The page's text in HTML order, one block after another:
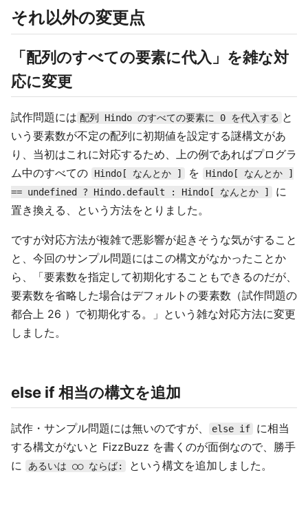
それ以外の変更点
「配列のすべての要素に代入」を雑な対
応に変更
試作問題には 配列 Hindo のすべての要素に 0 を代入する と
いう要素数が不定の配列に初期値を設定する謎構文があ
り、当初はこれに対応するため、上の例であればプログラ
ム中のすべての
Hindo[ なんとか ] を
Hindo[ なんとか ]
== undefined ? Hindo.default : Hindo[ なんとか ]
に
置き換える、という方法をとりました。
ですが対応方法が複雑で悪影響が起きそうな気がすること
と、今回のサンプル問題にはこの構文がなかったことか
ら、「要素数を指定して初期化することもできるのだが、
要素数を省略した場合はデフォルトの要素数（試作問題の
都合上 26 ）で初期化する。」という雑な対応方法に変更
しました。
else if 相当の構文を追加
試作・サンプル問題には無いのですが、 else if
に相当
する構文がないと FizzBuzz を書くのが面倒なので、勝手
に
あるいは ○○ ならば: という構文を追加しました。